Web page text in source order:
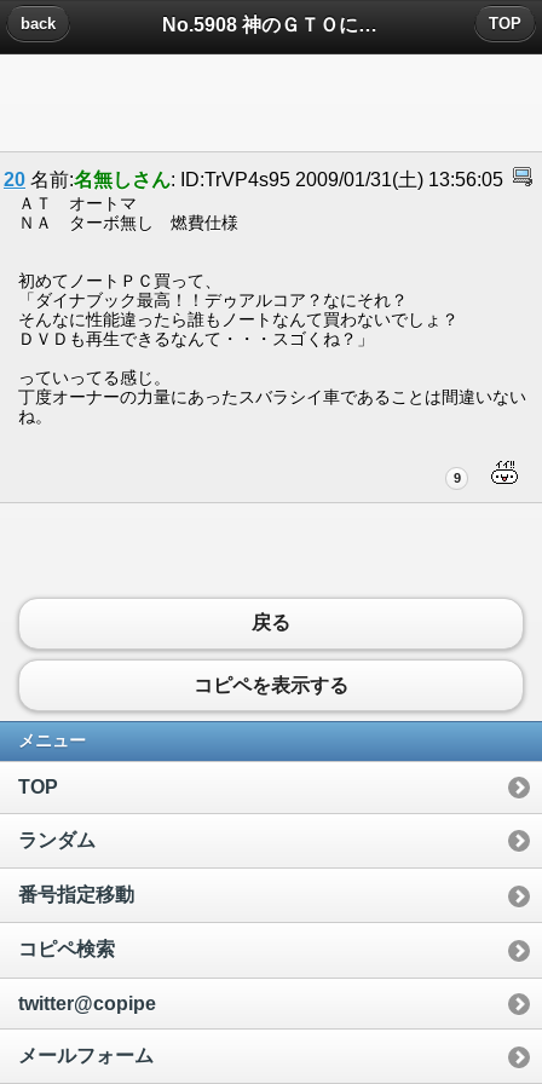
No.5908 神のＧＴＯについたコメント
back TOP
20 名前:名無しさん: ID:TrVP4s95 2009/01/31(土) 13:56:05
ＡＴ オートマ
ＮＡ ターボ無し 燃費仕様
初めてノートＰＣ買って、
「ダイナブック最高！！デゥアルコア？なにそれ？
そんなに性能違ったら誰もノートなんて買わないでしょ？
ＤＶＤも再生できるなんて・・・スゴくね？」
っていってる感じ。
丁度オーナーの力量にあったスバラシイ車であることは間違いない
ね。
9
戻る
コピペを表示する
メニュー
TOP
ランダム
番号指定移動
コピペ検索
twitter@copipe
メールフォーム